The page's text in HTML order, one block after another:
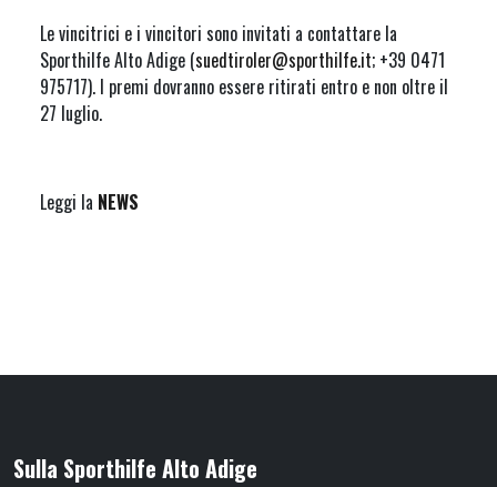
Le vincitrici e i vincitori sono invitati a contattare la
Sporthilfe Alto Adige (suedtiroler@sporthilfe.it; +39 0471
975717). I premi dovranno essere ritirati entro e non oltre il
27 luglio.
Leggi la NEWS
Sulla Sporthilfe Alto Adige